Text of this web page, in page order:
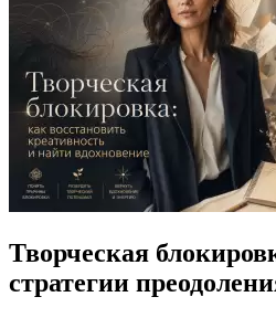
Творческая
стратегии